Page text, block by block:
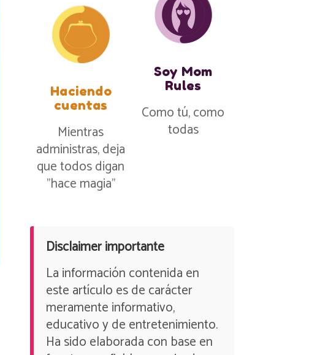
Haciendo
cuentas
Mientras
administras, deja
que todos digan
”hace magia”
Soy Mom
Rules
Como tú, como
todas
Disclaimer importante
La información contenida en
este artículo es de carácter
meramente informativo,
educativo y de entretenimiento.
Ha sido elaborada con base en